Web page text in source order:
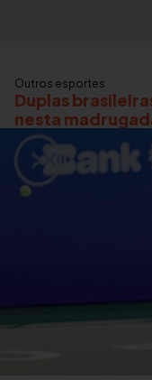
Outros esportes
Duplas
nesta